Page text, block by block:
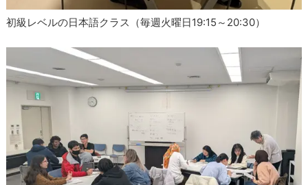
初級レベルの日本語クラス（毎週火曜日19:15～20:30）